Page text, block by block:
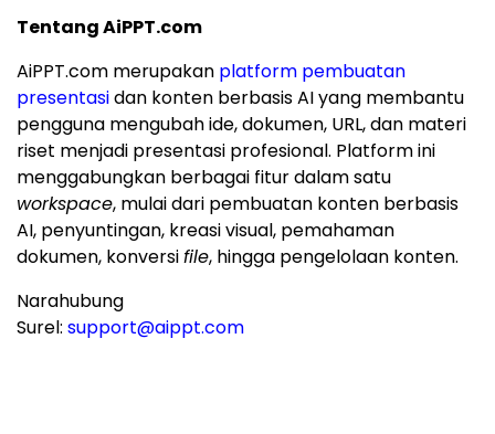
Tentang AiPPT.com
AiPPT.com merupakan platform pembuatan
presentasidan konten berbasis AI yang membantu
pengguna mengubah ide, dokumen, URL, dan materi
riset menjadi presentasi profesional. Platform ini
menggabungkan berbagai fitur dalam satu
workspace, mulai dari pembuatan konten berbasis
AI, penyuntingan, kreasi visual, pemahaman
dokumen, konversifile, hingga pengelolaan konten.
Narahubung
Surel: support@aippt.com